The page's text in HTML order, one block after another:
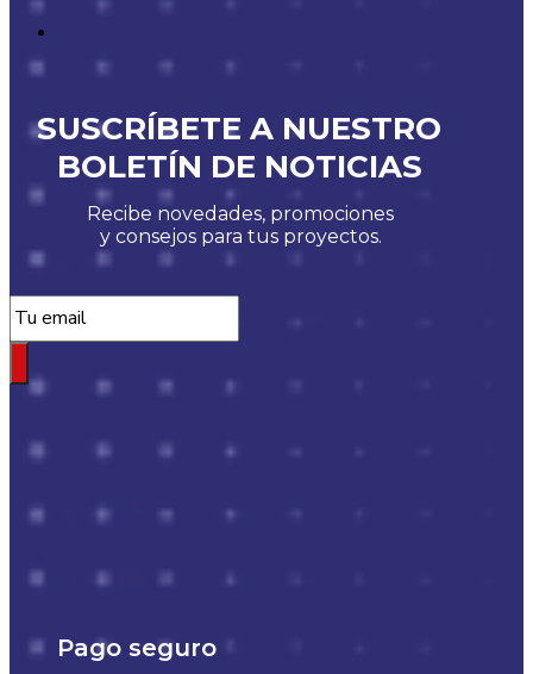
SUSCRÍBETE A NUESTRO
BOLETÍN DE NOTICIAS
Recibe novedades, promociones
y consejos para tus proyectos.
Pago seguro